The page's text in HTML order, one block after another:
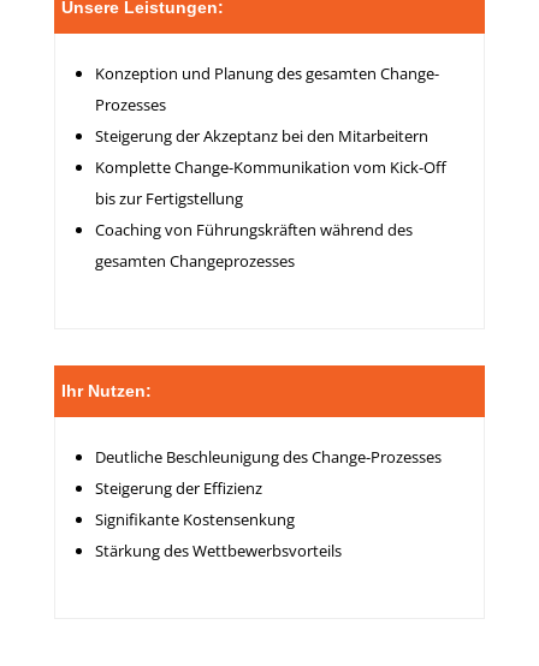
Unsere Leistungen:
Konzeption und Planung des gesamten Change-
Prozesses
Steigerung der Akzeptanz bei den Mitarbeitern
Komplette Change-Kommunikation vom Kick-Off
bis zur Fertigstellung
Coaching von Führungskräften während des
gesamten Changeprozesses
Ihr Nutzen:
Deutliche Beschleunigung des Change-Prozesses
Steigerung der Effizienz
Signifikante Kostensenkung
Stärkung des Wettbewerbsvorteils